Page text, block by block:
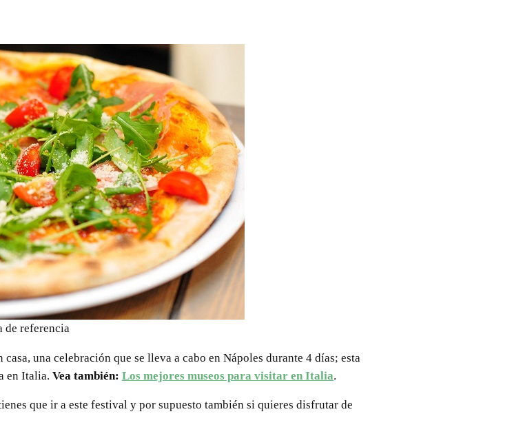
de referencia
una celebración que se lleva a cabo en Nápoles durante 4 días; esta
en Italia. Vea también: Los mejores museos para visitar en Italia.
que ir a este festival y por supuesto también si quieres disfrutar de